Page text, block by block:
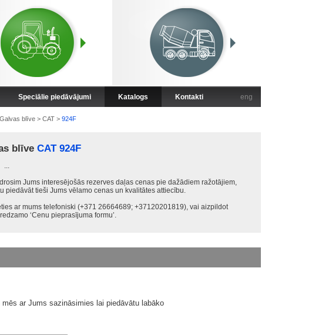
Speciālie piedāvājumi Katalogs Kontakti eng
Galvas blīve> CAT> 924F
blīve CAT 924F
...
Jums interesējošās rezerves daļas cenas pie dažādiem ražotājiem,
piedāvāt tieši Jums vēlamo cenas un kvalitātes attiecību.
ar mums telefoniski (+371 26664689; +37120201819), vai aizpildot
‘Cenu pieprasījuma formu’.
ar Jums sazināsimies lai piedāvātu labāko